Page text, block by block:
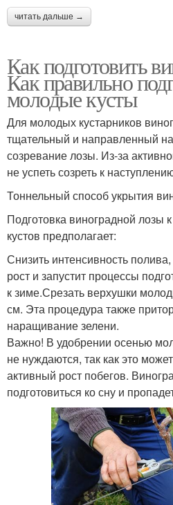
читать дальше →
Как подготовить
Как правильно
молодые кусты
Для молодых кустарников
тщательный и направленный
созревание лозы. Из-за
не успеть созреть к
Тоннельный способ укрытия
Подготовка виноградной лозы
кустов предполагает:
Снизить интенсивность
рост и запустит процессы
к зиме.Срезать верхушки
см. Эта процедура также
наращивание зелени.
Важно! В удобрении осенью
не нуждаются, так как это
активный рост побегов.
подготовиться ко сну и